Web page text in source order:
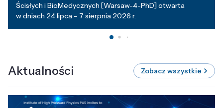
Ścisłych i BioMedycznych [Warsaw-4-PhD] otwarta
w dniach 24 lipca – 7 sierpnia 2026 r.
Aktualności Zobacz wszystkie